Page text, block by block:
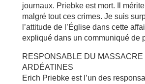
journaux. Priebke est mort. Il mérite
malgré tout ces crimes. Je suis
l’attitude de l’Église dans cette
expliqué dans un communiqué de
RESPONSABLE DU
ARDÉATINES
Erich Priebke est l’un des